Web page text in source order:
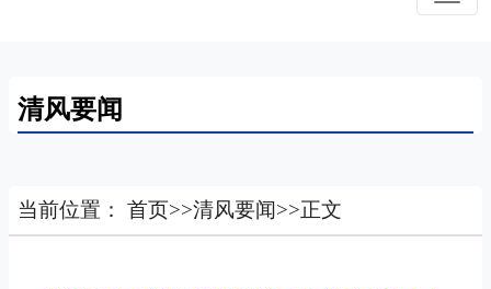
清风要闻
当前位置： 首页>>清风要闻>>正文